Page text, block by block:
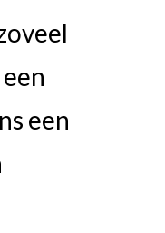
een